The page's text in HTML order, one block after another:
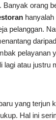
Banyak orang
pelanggan.
pelayanan
lagi atau justru
yang terjun
Hal ini